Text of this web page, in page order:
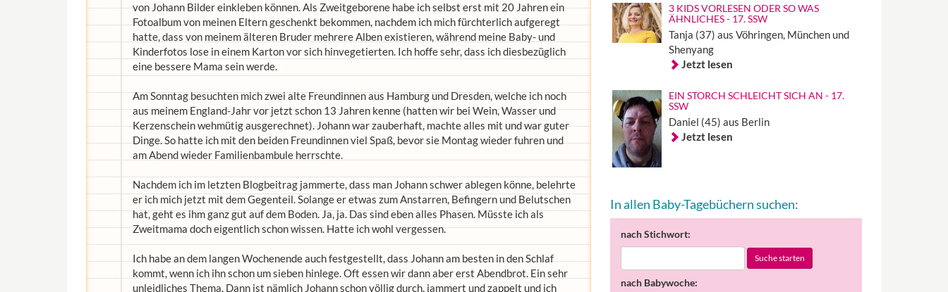
von Johann Bilder einkleben können. Als Zweitgeborene habe ich selbst erst mit 20 Jahren ein
Fotoalbum von meinen Eltern geschenkt bekommen, nachdem ich mich fürchterlich aufgeregt
hatte, dass von meinem älteren Bruder mehrere Alben existieren, während meine Baby- und
Kinderfotos lose in einem Karton vor sich hinvegetierten. Ich hoffe sehr, dass ich diesbezüglich
eine bessere Mama sein werde.
Am Sonntag besuchten mich zwei alte Freundinnen aus Hamburg und Dresden, welche ich noch
aus meinem England-Jahr vor jetzt schon 13 Jahren kenne (hatten wir bei Wein, Wasser und
Kerzenschein wehmütig ausgerechnet). Johann war zauberhaft, machte alles mit und war guter
Dinge. So hatte ich mit den beiden Freundinnen viel Spaß, bevor sie Montag wieder fuhren und
am Abend wieder Familienbambule herrschte.
Nachdem ich im letzten Blogbeitrag jammerte, dass man Johann schwer ablegen könne, belehrte
er ich mich jetzt mit dem Gegenteil. Solange er etwas zum Anstarren, Befingern und Belutschen
hat, geht es ihm ganz gut auf dem Boden. Ja, ja. Das sind eben alles Phasen. Müsste ich als
Zweitmama doch eigentlich schon wissen. Hatte ich wohl vergessen.
Ich habe an dem langen Wochenende auch festgestellt, dass Johann am besten in den Schlaf
kommt, wenn ich ihn schon um sieben hinlege. Oft essen wir dann aber erst Abendbrot. Ein sehr
unleidliches Thema. Dann ist nämlich Johann schon völlig durch, jammert und zappelt und ich
3 KIDS VORLESEN ODER SO WAS
ÄHNLICHES - 17. SSW
Tanja (37) aus Vöhringen, München und
Shenyang
Jetzt lesen
EIN STORCH SCHLEICHT SICH AN - 17.
SSW
Daniel (45) aus Berlin
Jetzt lesen
In allen Baby-Tagebüchern suchen:
nach Stichwort:
Suche starten
nach Babywoche: